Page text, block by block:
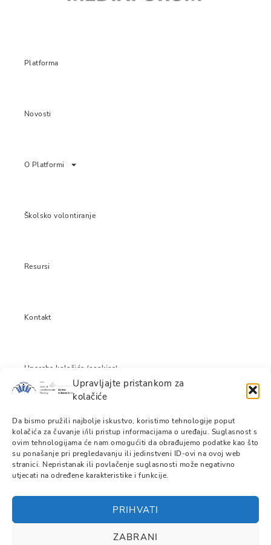
Upravljajte pristankom za
kolačiće
Da bismo pružili najbolje iskustvo, koristimo tehnologije poput
kolačića za čuvanje i/ili pristup informacijama o uređaju. Suglasnost s
ovim tehnologijama će nam omogućiti da obrađujemo podatke kao što
su ponašanje pri pregledavanju ili jedinstveni ID-ovi na ovoj web
stranici. Nepristanak ili povlačenje suglasnosti može negativno
utjecati na određene karakteristike i funkcije.
PRIHVATI
ZABRANI
Platforma
Novosti
O Platformi
Školsko volontiranje
Resursi
Kontakt
Uporaba kolačića (cookies)
Izjava o odricanju odgovornosti
Pravila privatnosti
Stranica je izrađena u okviru projekta „Platforma za razvoj školskog
volontiranja“ podržanog kroz Fond za aktivno građanstvo, sredstvima
Islanda, Lihtenštajna i Norveške u okviru EPG grantova.